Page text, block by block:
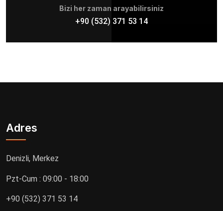
Bizi her zaman arayabilirsiniz
+90 (532) 371 53 14
Adres
Denizli, Merkez
Pzt-Cum : 09:00 - 18:00
+90 (532) 371 53 14